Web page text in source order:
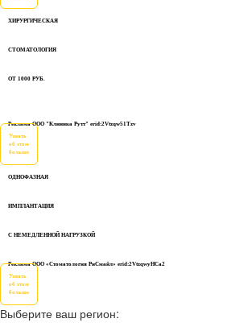
ХИРУРГИЧЕСКАЯ
СТОМАТОЛОГИЯ
ОТ 1000 РУБ.
Реклама ООО "Клиника Рутт" erid:2Vtzqw51Tzv
Узнать
об этом
больше
ОДНОФАЗНАЯ
ИМПЛАНТАЦИЯ
С НЕМЕДЛЕННОЙ НАГРУЗКОЙ
Реклама ООО «Стоматология РиСмайл» erid:2VtzqwyHCa2
Узнать
об этом
больше
Выберите ваш регион: